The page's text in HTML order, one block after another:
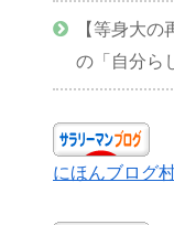
【等身大
の「自分ら
にほんブログ